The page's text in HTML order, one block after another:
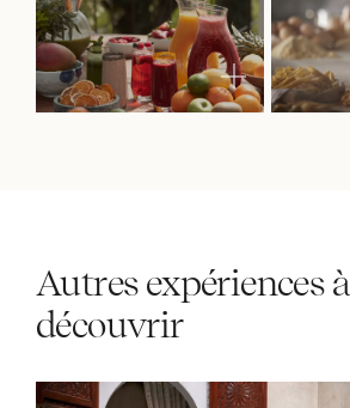
Autres expériences à
découvrir